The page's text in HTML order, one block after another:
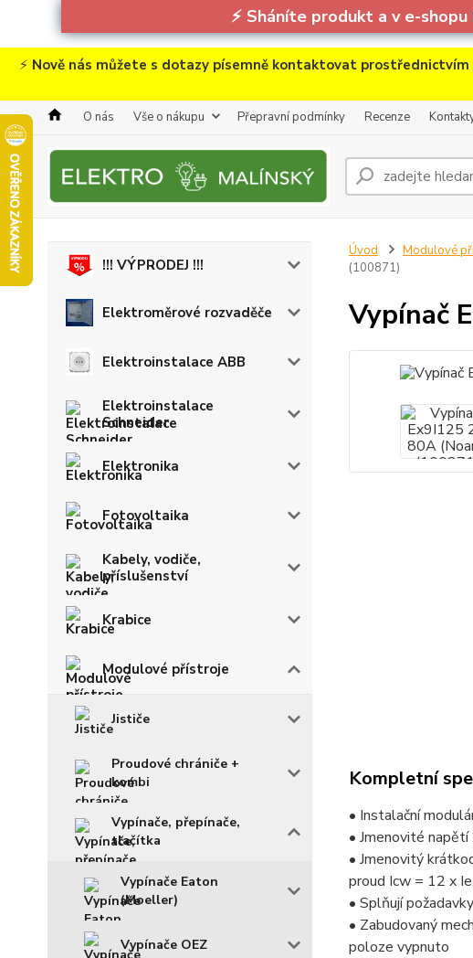
⚡ Sháníte produkt a v e-
⚡ Nově nás můžete s dotazy písemně kontaktovat
O nás Vše o nákupu Přepravní podmínky Recenze
!!! VÝPRODEJ !!!
Elektroměrové rozvaděče
Elektroinstalace ABB
Elektroinstalace
Schneider
Elektronika
Fotovoltaika
Kabely, vodiče,
příslušenství
Krabice
Modulové přístroje
Jističe
Proudové chrániče +
kombi
Vypínače, přepínače,
tlačítka
Vypínače Eaton
(Moeller)
Vypínače OEZ
Úvod Modulové
(100871)
Vypínač
Kompletní
• Instalační
• Jmenovité
• Jmenovitý
proud Icw = 12 x
• Splňují
• Zabudovaný
poloze vypnuto